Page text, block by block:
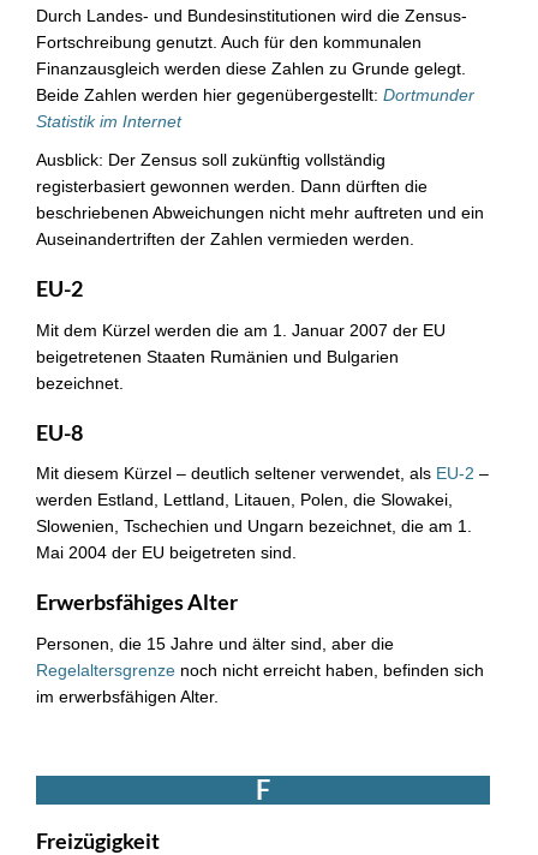
Durch Landes- und Bundesinstitutionen wird die Zensus-
Fortschreibung genutzt. Auch für den kommunalen
Finanzausgleich werden diese Zahlen zu Grunde gelegt.
Beide Zahlen werden hier gegenübergestellt: Dortmunder
Statistik im Internet
Ausblick: Der Zensus soll zukünftig vollständig
registerbasiert gewonnen werden. Dann dürften die
beschriebenen Abweichungen nicht mehr auftreten und ein
Auseinandertriften der Zahlen vermieden werden.
EU-2
Mit dem Kürzel werden die am 1. Januar 2007 der EU
beigetretenen Staaten Rumänien und Bulgarien
bezeichnet.
EU-8
Mit diesem Kürzel – deutlich seltener verwendet, als EU-2 –
werden Estland, Lettland, Litauen, Polen, die Slowakei,
Slowenien, Tschechien und Ungarn bezeichnet, die am 1.
Mai 2004 der EU beigetreten sind.
Erwerbsfähiges Alter
Personen, die 15 Jahre und älter sind, aber die
Regelaltersgrenze noch nicht erreicht haben, befinden sich
im erwerbsfähigen Alter.
F
Freizügigkeit